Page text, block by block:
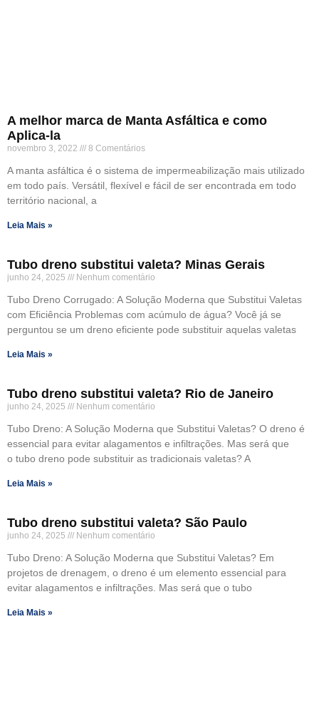
A melhor marca de Manta Asfáltica e como
Aplica-la
novembro 3, 2022 8 Comentários
A manta asfáltica é o sistema de impermeabilização mais utilizado
em todo país. Versátil, flexível e fácil de ser encontrada em todo
território nacional, a
Leia Mais »
Tubo dreno substitui valeta? Minas Gerais
junho 24, 2025 Nenhum comentário
Tubo Dreno Corrugado: A Solução Moderna que Substitui Valetas
com Eficiência Problemas com acúmulo de água? Você já se
perguntou se um dreno eficiente pode substituir aquelas valetas
Leia Mais »
Tubo dreno substitui valeta? Rio de Janeiro
junho 24, 2025 Nenhum comentário
Tubo Dreno: A Solução Moderna que Substitui Valetas? O dreno é
essencial para evitar alagamentos e infiltrações. Mas será que
o tubo dreno pode substituir as tradicionais valetas? A
Leia Mais »
Tubo dreno substitui valeta? São Paulo
junho 24, 2025 Nenhum comentário
Tubo Dreno: A Solução Moderna que Substitui Valetas? Em
projetos de drenagem, o dreno é um elemento essencial para
evitar alagamentos e infiltrações. Mas será que o tubo
Leia Mais »